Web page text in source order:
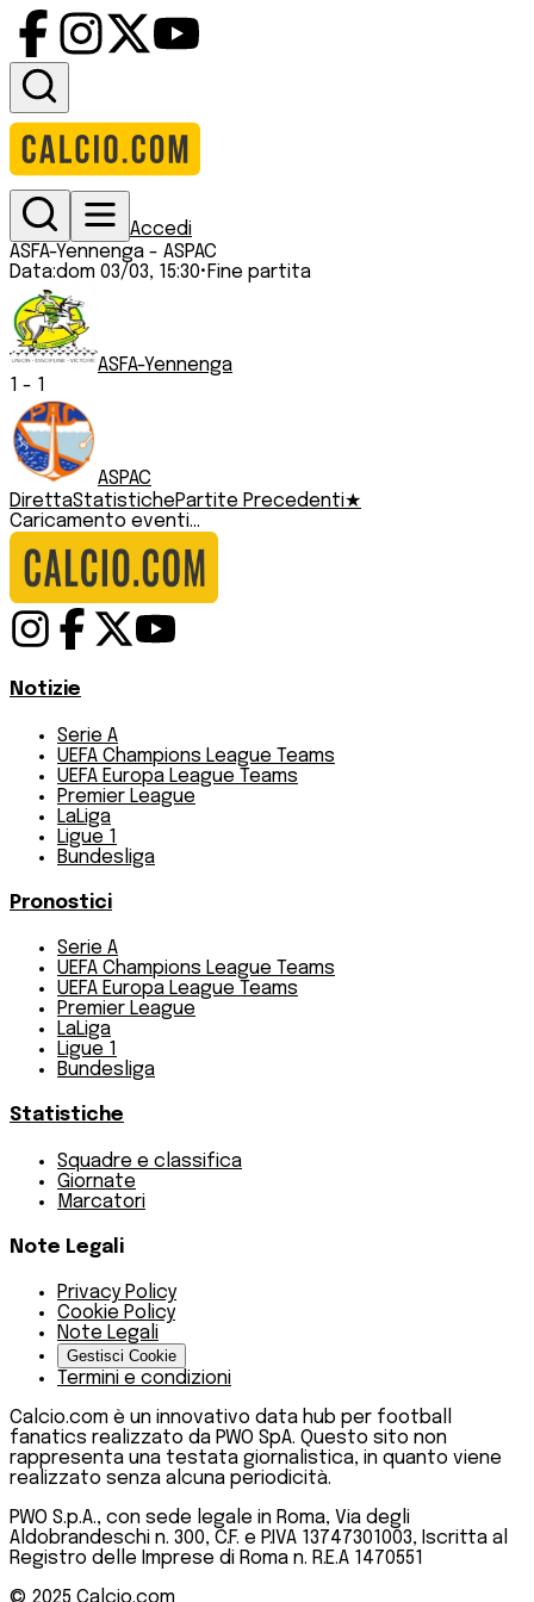
Accedi
ASFA-Yennenga - ASPAC
Data:dom 03/03, 15:30• Fine partita
ASFA-Yennenga
1 - 1
ASPAC
DirettaStatistichePartite Precedenti★
Caricamento eventi...
Notizie
Serie A
UEFA Champions League Teams
UEFA Europa League Teams
Premier League
LaLiga
Ligue 1
Bundesliga
Pronostici
Serie A
UEFA Champions League Teams
UEFA Europa League Teams
Premier League
LaLiga
Ligue 1
Bundesliga
Statistiche
Squadre e classifica
Giornate
Marcatori
Note Legali
Privacy Policy
Cookie Policy
Note Legali
Gestisci Cookie
Termini e condizioni
Calcio.com è un innovativo data hub per football
fanatics realizzato da PWO SpA. Questo sito non
rappresenta una testata giornalistica, in quanto viene
realizzato senza alcuna periodicità.
PWO S.p.A., con sede legale in Roma, Via degli
Aldobrandeschi n. 300, C.F. e P.IVA 13747301003, Iscritta al
Registro delle Imprese di Roma n. R.E.A 1470551